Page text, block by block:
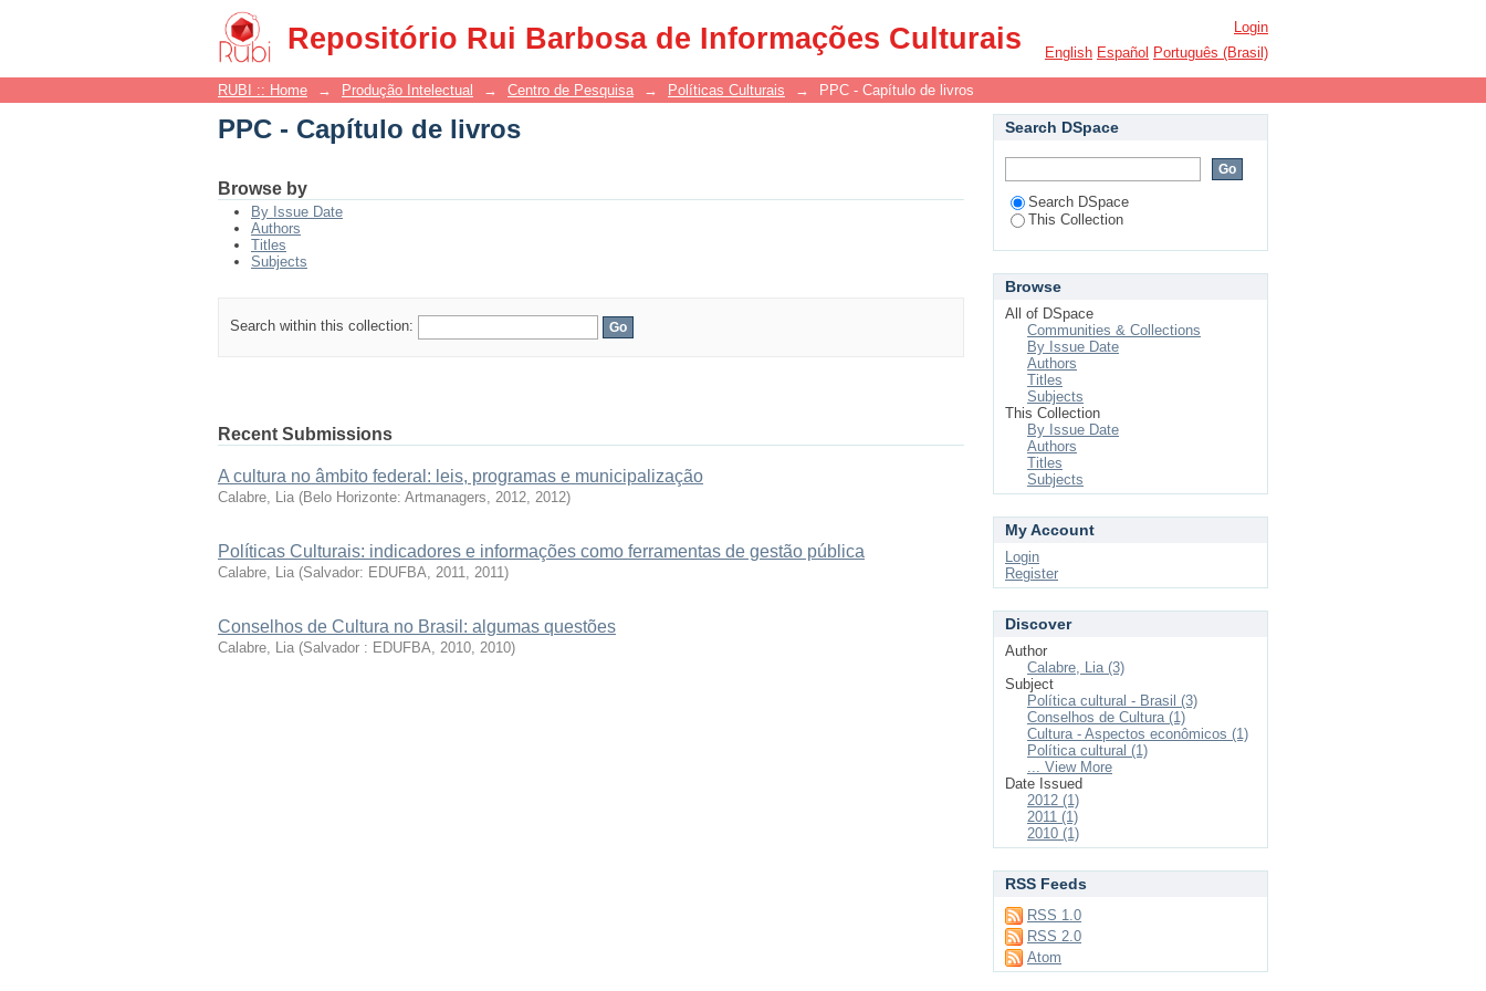
Repositório Rui Barbosa de Informações Culturais
PPC - Capítulo de livros
Login
English Español Português (Brasil)
RUBI :: Home → Produção Intelectual → Centro de Pesquisa → Políticas Culturais → PPC - Capítulo de livros
PPC - Capítulo de livros
Browse by
By Issue Date
Authors
Titles
Subjects
Search within this collection:
Recent Submissions
A cultura no âmbito federal: leis, programas e municipalização
Calabre, Lia (Belo Horizonte: Artmanagers, 2012, 2012)
Políticas Culturais: indicadores e informações como ferramentas de gestão pública
Calabre, Lia (Salvador: EDUFBA, 2011, 2011)
Conselhos de Cultura no Brasil: algumas questões
Calabre, Lia (Salvador : EDUFBA, 2010, 2010)
Search DSpace
Search DSpace
This Collection
Browse
All of DSpace
Communities & Collections
By Issue Date
Authors
Titles
Subjects
This Collection
By Issue Date
Authors
Titles
Subjects
My Account
Login
Register
Discover
Author
Calabre, Lia (3)
Subject
Política cultural - Brasil (3)
Conselhos de Cultura (1)
Cultura - Aspectos econômicos (1)
Política cultural (1)
... View More
Date Issued
2012 (1)
2011 (1)
2010 (1)
RSS Feeds
RSS 1.0
RSS 2.0
Atom